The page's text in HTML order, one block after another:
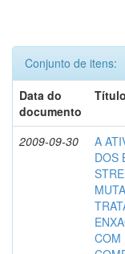
Conjunto de itens:
Data do
documento
Título
2009-09-30
A
DOS
COM